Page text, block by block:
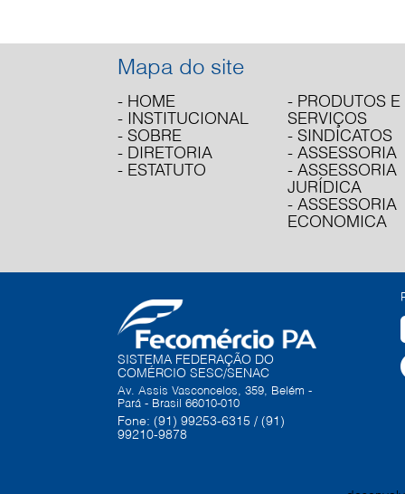
Mapa do site
- HOME
- INSTITUCIONAL
- SOBRE
- DIRETORIA
- ESTATUTO
- PRODUTOS E
SERVIÇOS
- SINDICATOS
- ASSESSORIA
- ASSESSORIA
JURÍDICA
- ASSESSORIA
ECONOMICA
SISTEMA FEDERAÇÃO DO
COMÉRCIO SESC/SENAC
Av. Assis Vasconcelos, 359, Belém -
Pará - Brasil 66010-010
Fone: (91) 99253-6315 / (91)
99210-9878